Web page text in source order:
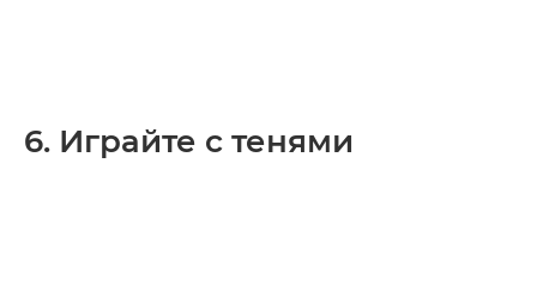
6. Играйте с тенями